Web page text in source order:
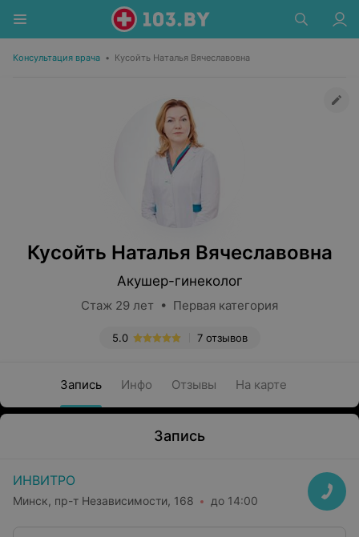
Консультация врача • Кусойть Наталья Вячеславовна
Кусойть Наталья Вячеславовна
Акушер-гинеколог
Стаж 29 лет • Первая категория
7 отзывов
5.0
Запись Инфо Отзывы На карте
Запись
ИНВИТРО
Минск, пр-т Независимости, 168 до 14:00